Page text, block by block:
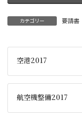
カテゴリー 要請書
空港2017
航空機整備2017